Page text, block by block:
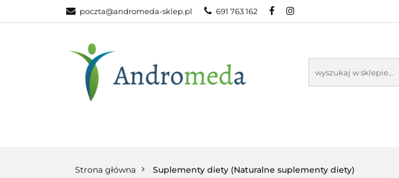
poczta@andromeda-sklep.pl 691 763 162
WITAMINY NATURALNE
DLA DOMU ZDROWA ŻYWNOŚĆ, DIETA
Strona główna Suplementy diety (Naturalne suplementy diety)